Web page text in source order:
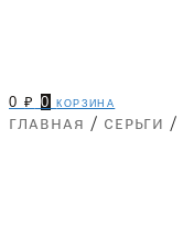
0₽ 0 корзина
главная / серьги /